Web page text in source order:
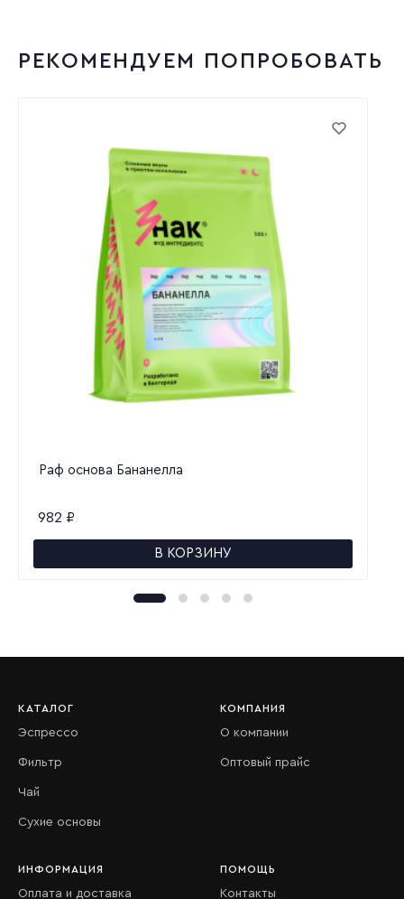
РЕКОМЕНДУЕМ ПОПРОБОВАТЬ
Раф основа Бананелла
982 ₽
В КОРЗИНУ
КАТАЛОГ
Эспрессо
Фильтр
Чай
Сухие основы
КОМПАНИЯ
О компании
Оптовый прайс
ИНФОРМАЦИЯ
Оплата и доставка
ПОМОЩЬ
Контакты